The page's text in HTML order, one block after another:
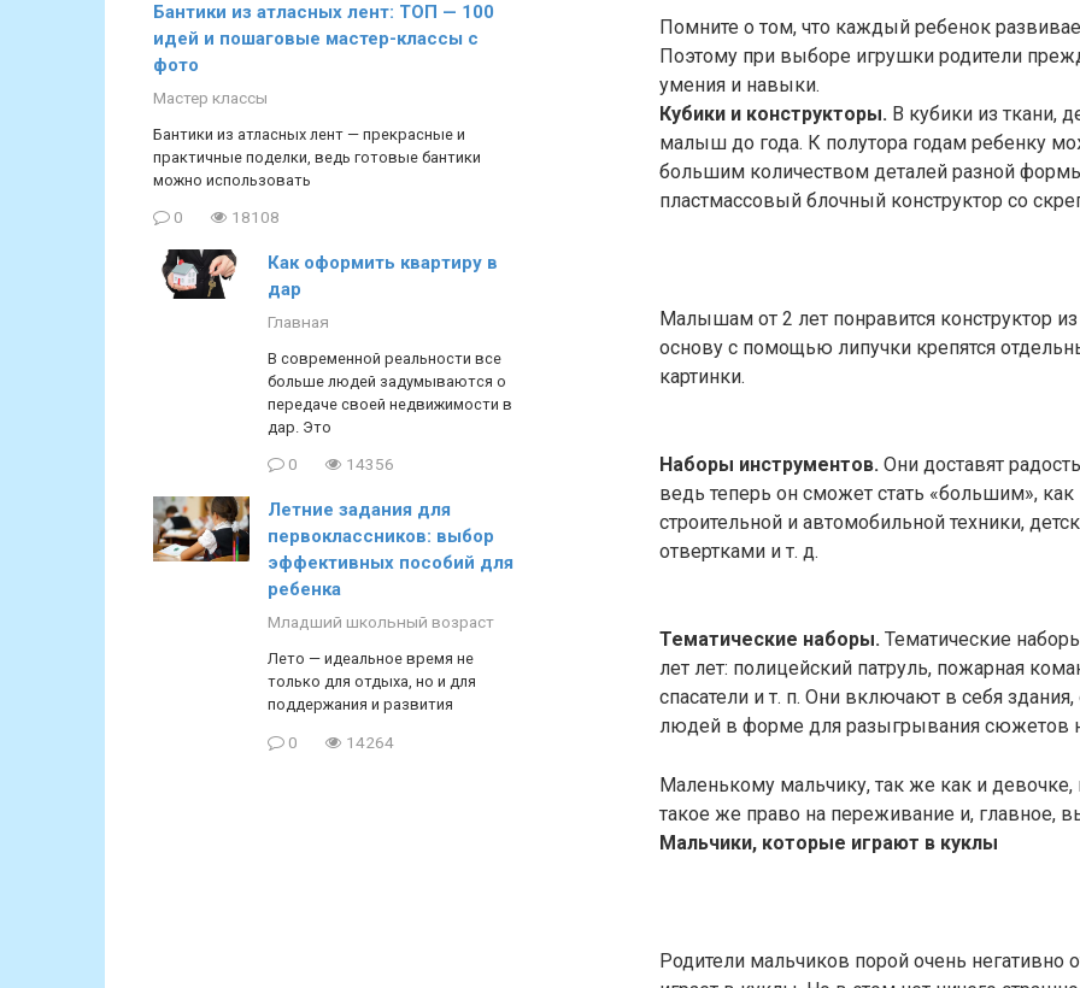
Помните о том, что каждый ребенок
Поэтому при выборе игрушки родители
умения и навыки.
Кубики и конструкторы. В кубики из ткани,
малыш до года. К полутора годам ребенку
большим количеством деталей разной
пластмассовый блочный конструктор со
Малышам от 2 лет понравится конструктор
основу с помощью липучки крепятся
картинки.
Наборы инструментов. Они доставят
ведь теперь он сможет стать «большим»,
строительной и автомобильной техники,
отвертками и т. д.
Тематические наборы. Тематические
лет лет: полицейский патруль, пожарная
спасатели и т. п. Они включают в себя
людей в форме для разыгрывания сюжетов
Маленькому мальчику, так же как и
такое же право на переживание и, главное,
Мальчики, которые играют в куклы
Родители мальчиков порой очень негативно
Бантики из атласных лент: ТОП — 100
идей и пошаговые мастер-классы с
фото
Мастер классы
Бантики из атласных лент — прекрасные и
практичные поделки, ведь готовые бантики
можно использовать
0 18108
Как оформить квартиру в
дар
Главная
В современной реальности все
больше людей задумываются о
передаче своей недвижимости в
дар. Это
0 14356
Летние задания для
первоклассников: выбор
эффективных пособий для
ребенка
Младший школьный возраст
Лето — идеальное время не
только для отдыха, но и для
поддержания и развития
0 14264